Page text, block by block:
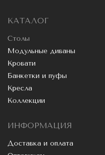
КАТАЛОГ
Столы
Модульные диваны
Кровати
Банкетки и пуфы
Кресла
Коллекции
ИНФОРМАЦИЯ
Доставка и оплата